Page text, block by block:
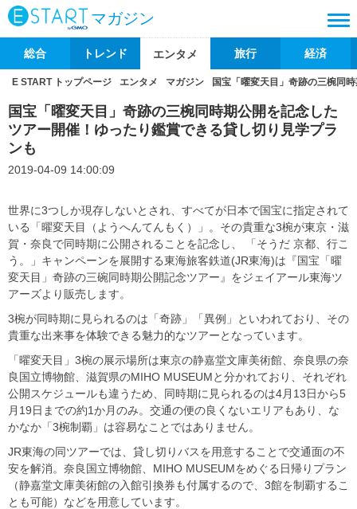
マガジン
総合 トレンド エンタメ 旅行 経済
E START トップページ エンタメ マガジン 国宝「曜変天目」奇跡の三椀同
国宝「曜変天目」奇跡の三椀同時期公開を記念した
ツアー開催！ゆったり鑑賞できる貸し切り見学プラ
ンも
2019-04-09 14:00:09
世界に3つしか現存しないとされ、すべてが日本で国宝に指定されて
いる「曜変天目（ようへんてんもく）」。その貴重な3椀が東京・滋
賀・奈良で同時期に公開されることを記念し、 「そうだ 京都、行こ
う。」キャンペーンを展開する東海旅客鉄道(JR東海)は『国宝「曜
変天目」奇跡の三碗同時期公開記念ツアー』をジェイアール東海ツ
アーズより販売します。
3椀が同時期に見られるのは「奇跡」「異例」といわれており、その
貴重な出来事を体験できる魅力的なツアーとなっています。
「曜変天目」3椀の展示場所は東京の静嘉堂文庫美術館、奈良県の奈
良国立博物館、滋賀県のMIHO MUSEUMと分かれており、それぞれ
公開スケジュールも違うため、同時期に見られるのは4月13日から5
月19日までの約1か月のみ。交通の便の良くないエリアもあり、な
かなか「3椀制覇」は容易なことではありません。
JR東海の同ツアーでは、貸し切りバスを用意することで交通面の不
安を解消。奈良国立博物館、MIHO MUSEUMをめぐる日帰りプラン
（静嘉堂文庫美術館の入館引換券も付属するので、3館を制覇するこ
とも可能）などを用意しています。